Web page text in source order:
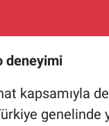
deneyimi
kapsamıyla
genelinde